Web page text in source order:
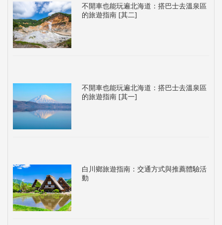
不開車也能玩遍北海道：搭巴士去溫泉區
的旅遊指南 [其二]
不開車也能玩遍北海道：搭巴士去溫泉區
的旅遊指南 [其一]
白川鄉旅遊指南：交通方式與推薦體驗活
動